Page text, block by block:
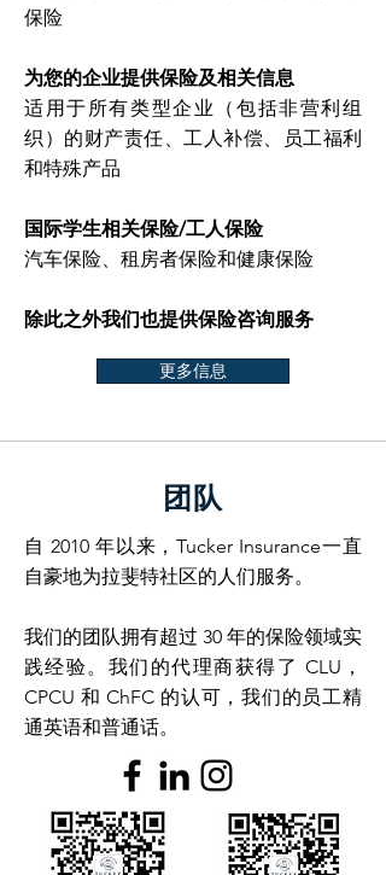
保险
为您的企业提供保险及相关信息
适用于所有类型企业（包括非营利组
织）的财产责任、工人补偿、员工福利
和特殊产品
国际学生相关保险/工人保险
汽车保险、租房者保险和健康保险
除此之外我们也提供保险咨询服务
更多信息
团队
自 2010 年以来，Tucker Insurance一直
自豪地为拉斐特社区的人们服务。
我们的团队拥有超过 30 年的保险领域实
践经验。我们的代理商获得了 CLU，
CPCU 和 ChFC 的认可，我们的员工精
通英语和普通话。